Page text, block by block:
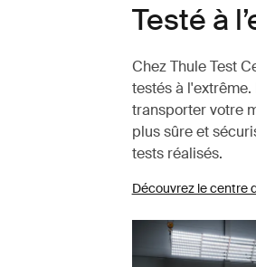
Testé à
Chez Thule Test
testés à
transporter votre
plus sûre et
tests réalisés.
Découvrez le centre